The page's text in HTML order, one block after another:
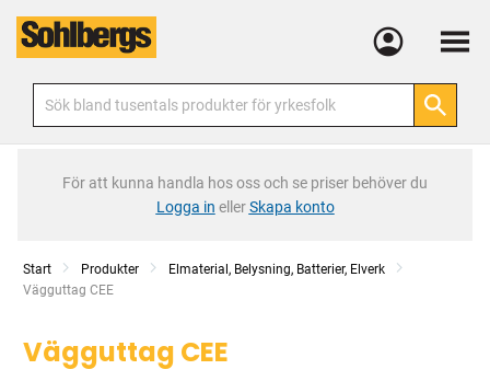
Meny
För att kunna handla hos oss och se priser behöver du
Logga in ellerSkapa konto
Start Produkter
Elmaterial, Belysning, Batterier, Elverk
Current:
Vägguttag CEE
Vägguttag CEE